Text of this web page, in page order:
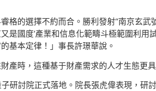
格的選擇不約而合。勝利發射“南京玄
是國度‘產業和信息化範疇斗極範圍利
基本定律！」事長許璟華說。
產時，這種基于財產需求的人才生態更
研討院正式落地。院長張虎偉表現，研